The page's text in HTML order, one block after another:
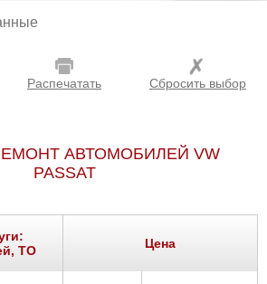
Распечатать Сбросить выбор
АВТОМОБИЛЕЙ VW
PASSAT
ТО
Цена